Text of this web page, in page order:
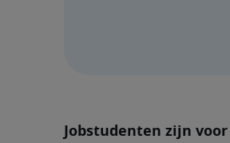
Jobstudenten zijn